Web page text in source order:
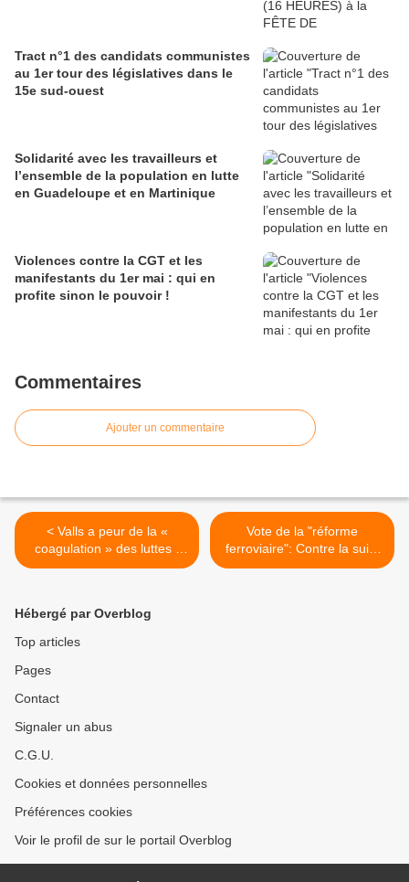
Tract n°1 des candidats communistes
au 1er tour des législatives dans le
15e sud-ouest
Solidarité avec les travailleurs et
l’ensemble de la population en lutte
en Guadeloupe et en Martinique
Violences contre la CGT et les
manifestants du 1er mai : qui en
profite sinon le pouvoir !
Commentaires
Ajouter un commentaire
< Valls a peur de la «
coagulation » des luttes !
Ensemble, stoppons
Vote de la "réforme
ferroviaire": Contre la suite
du processus de
Hébergé par Overblog
Top articles
Pages
Contact
Signaler un abus
C.G.U.
Cookies et données personnelles
Préférences cookies
Voir le profil de sur le portail Overblog